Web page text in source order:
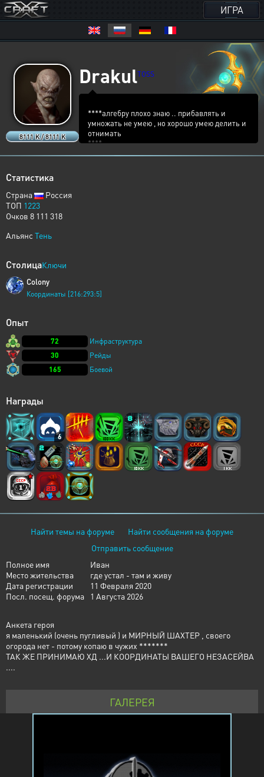
ИГРА
8111 K / 8111 K
DrakulTOSS
****алгебру плохо знаю .. прибавлять и
умножать не умею , но хорошо умею делить и
отнимать
****
Статистика
Страна
Россия
ТОП 1223
Очков 8 111 318
Альянс Тень
СтолицаКлючи
Colony
Координаты [216:293:5]
Опыт
72
Инфраструктура
30
Рейды
165
Боевой
Награды
6
Найти темы на форуме
Найти сообщения на форуме
Отправить сообщение
Полное имя
Иван
Место жительства
где устал - там и живу
Дата регистрации
11 Февраля 2020
Посл. посещ. форума
1 Августа 2026
Анкета героя
я маленький (очень пугливый ) и МИРНЫЙ ШАХТЕР , своего
огорода нет - потому копаю в чужих *******
ТАК ЖЕ ПРИНИМАЮ ХД ...И КООРДИНАТЫ ВАШЕГО НЕЗАСЕЙВА
....
ГАЛЕРЕЯ